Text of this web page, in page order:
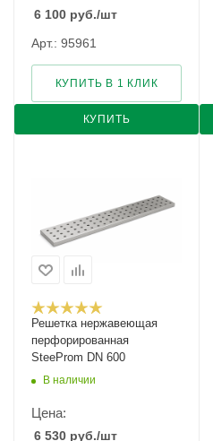
6 100 руб./шт
Арт.: 95961
КУПИТЬ
КУПИТЬ В 1 КЛИК
Решетка нержавеющая
перфорированная
SteeProm DN 600
В наличии
Цена:
6 530 руб./шт